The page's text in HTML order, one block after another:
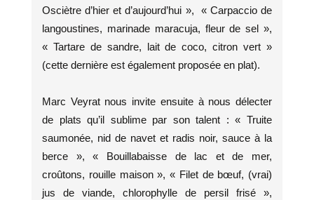
Osciètre d’hier et d’aujourd’hui », « Carpaccio de
langoustines, marinade maracuja, fleur de sel »,
« Tartare de sandre, lait de coco, citron vert »
(cette dernière est également proposée en plat).
Marc Veyrat nous invite ensuite à nous délecter
de plats qu’il sublime par son talent : « Truite
saumonée, nid de navet et radis noir, sauce à la
berce », « Bouillabaisse de lac et de mer,
croûtons, rouille maison », « Filet de bœuf, (vrai)
jus de viande, chlorophylle de persil frisé »,